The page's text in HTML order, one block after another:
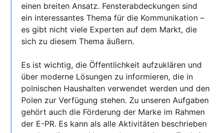
einen breiten Ansatz. Fensterabdeckungen sind
ein interessantes Thema für die Kommunikation –
es gibt nicht viele Experten auf dem Markt, die
sich zu diesem Thema äußern.
Es ist wichtig, die Öffentlichkeit aufzuklären und
über moderne Lösungen zu informieren, die in
polnischen Haushalten verwendet werden und den
Polen zur Verfügung stehen. Zu unseren Aufgaben
gehört auch die Förderung der Marke im Rahmen
der E-PR. Es kann als alle Aktivitäten beschrieben